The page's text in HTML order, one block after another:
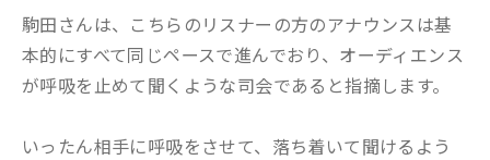
駒田さんは、こちらのリスナーの方のアナウンスは基
本的にすべて同じペースで進んでおり、オーディエンス
が呼吸を止めて聞くような司会であると指摘します。
いったん相手に呼吸をさせて、落ち着いて聞けるよう